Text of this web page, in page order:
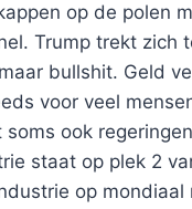
op de polen
Trump trekt zich
bullshit. Geld
voor veel
ook
staat op plek 2
op mondiaal